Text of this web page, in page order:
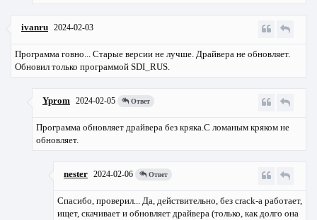
ivanru 2024-02-03
Программа говно... Старые версии не лучше. Драйвера не обновляет.
Обновил только программой SDI_RUS.
Yprom 2024-02-05 Ответ
Программа обновляет драйвера без кряка.С ломаным кряком не
обновляет.
nester 2024-02-06 Ответ
Спасибо, проверил... Да, действительно, без crack-а работает,
ищет, скачивает и обновляет драйвера (только, как долго она